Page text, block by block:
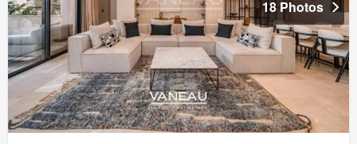
18 Photos